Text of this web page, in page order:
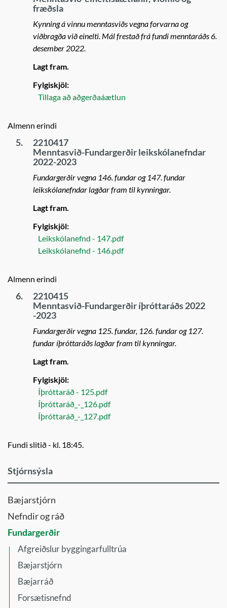
fræðsla
Kynning á vinnu menntasviðs vegna forvarna og
viðbragða við einelti. Mál frestað frá fundi menntaráðs 6.
desember 2022.
Lagt fram.
Fylgiskjöl:
Tillaga að aðgerðaáætlun
Almenn erindi
5.
2210417
Menntasvið-Fundargerðir leikskólanefndar
2022-2023
Fundargerðir vegna 146. fundar og 147. fundar
leikskólanefndar lagðar fram til kynningar.
Lagt fram.
Fylgiskjöl:
Leikskólanefnd - 147.pdf
Leikskólanefnd - 146.pdf
Almenn erindi
6.
2210415
Menntasvið-Fundargerðir íþróttaráðs 2022
-2023
Fundargerðir vegna 125. fundar, 126. fundar og 127.
fundar íþróttaráðs lagðar fram til kynningar.
Lagt fram.
Fylgiskjöl:
Íþróttaráð - 125.pdf
Íþróttaráð_-_126.pdf
Íþróttaráð_-_127.pdf
Fundi slitið - kl. 18:45.
Stjórnsýsla
Bæjarstjórn
Nefndir og ráð
Fundargerðir
Afgreiðslur byggingarfulltrúa
Bæjarstjórn
Bæjarráð
Forsætisnefnd